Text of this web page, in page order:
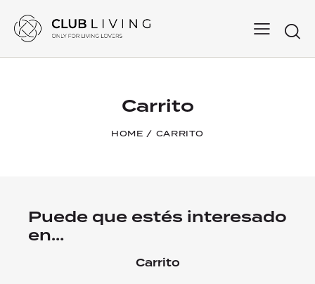
Carrito
HOME CARRITO
Puede que estés interesado
en…
Carrito